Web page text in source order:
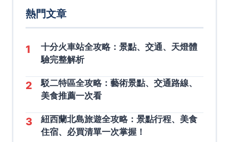
熱門文章
1
十分火車站全攻略：景點、交通、天燈體
驗完整解析
2
駁二特區全攻略：藝術景點、交通路線、
美食推薦一次看
3
紐西蘭北島旅遊全攻略：景點行程、美食
住宿、必買清單一次掌握！